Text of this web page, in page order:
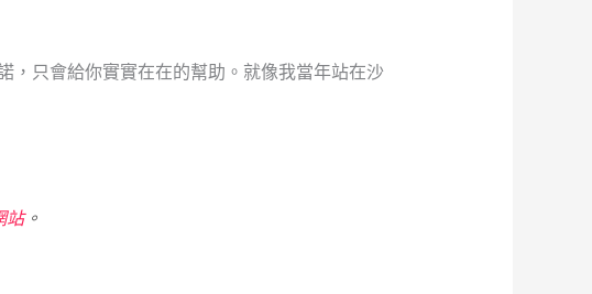
，只會給你實實在在的幫助。就像我當年站在沙
站。